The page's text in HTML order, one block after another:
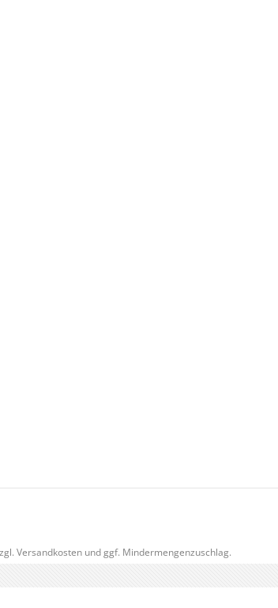
Gräsermischung ohne Klee
Versandkostenund ggf. Mindermengenzuschlag.